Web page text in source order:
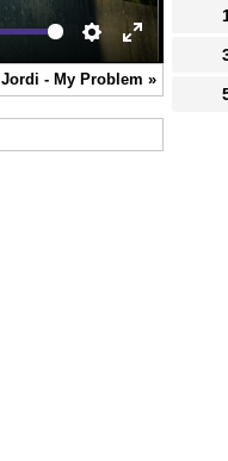
Settings
Enter
fullscreen
Jordi - My Problem »